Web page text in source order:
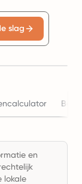
slag
en
lokale